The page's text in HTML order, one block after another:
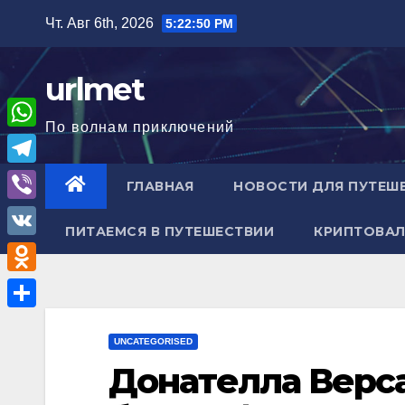
содержимому
Чт. Авг 6th, 2026 5:22:51 PM
urlmet
По волнам приключений
ГЛАВНАЯ НОВОСТИ ДЛЯ
ПИТАЕМСЯ В ПУТЕШЕСТВИИ
UNCATEGORISED
Донателла
W
h
a
A
T
e
l
e
g
V
i
b
e
V
K
O